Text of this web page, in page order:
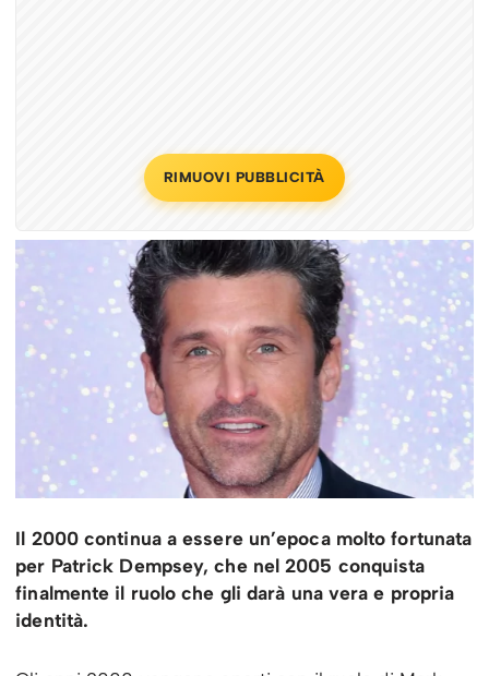
RIMUOVI PUBBLICITÀ
Il 2000 continua a essere un’epoca molto fortunata
per Patrick Dempsey, che nel 2005 conquista
finalmente il ruolo che gli darà una vera e propria
identità.